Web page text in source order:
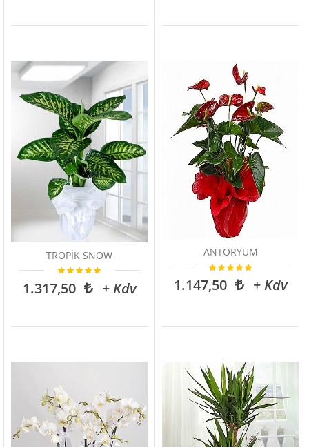
TROPİK SNOW
1.317,50 + Kdv
ANTORYUM
1.147,50 + Kdv